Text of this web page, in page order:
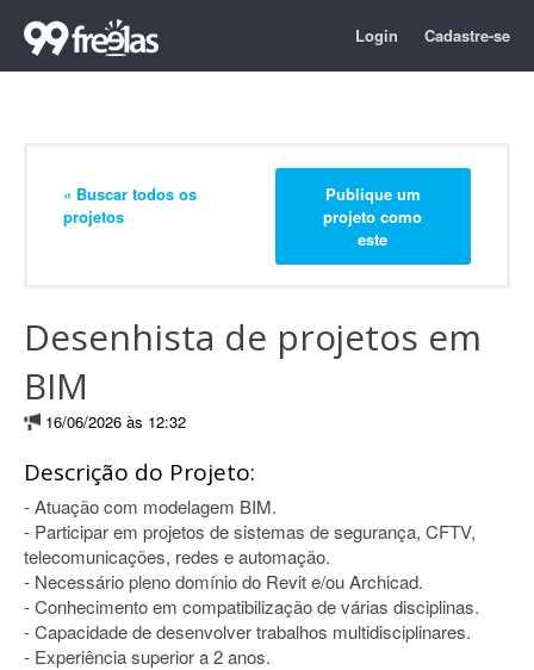
Login Cadastre-se
« Buscar todos os
projetos
Publique um
projeto como
este
Desenhista de projetos em
BIM
16/06/2026 às 12:32
Descrição do Projeto:
- Atuação com modelagem BIM.
- Participar em projetos de sistemas de segurança, CFTV,
telecomunicações, redes e automação.
- Necessário pleno domínio do Revit e/ou Archicad.
- Conhecimento em compatibilização de várias disciplinas.
- Capacidade de desenvolver trabalhos multidisciplinares.
- Experiência superior a 2 anos.